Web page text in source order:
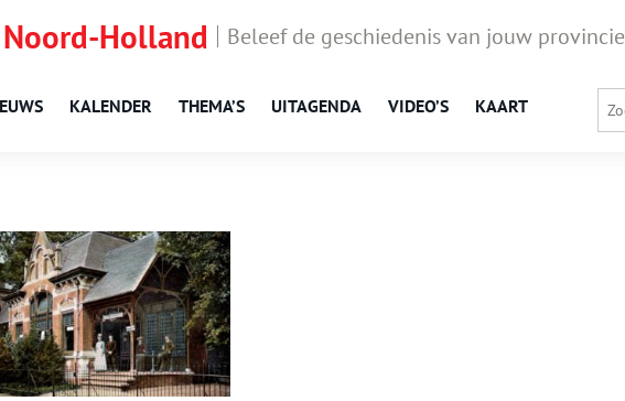
Holland Beleef de geschiedenis van jouw provincie
KALENDER THEMA’S UITAGENDA VIDEO’S KAART